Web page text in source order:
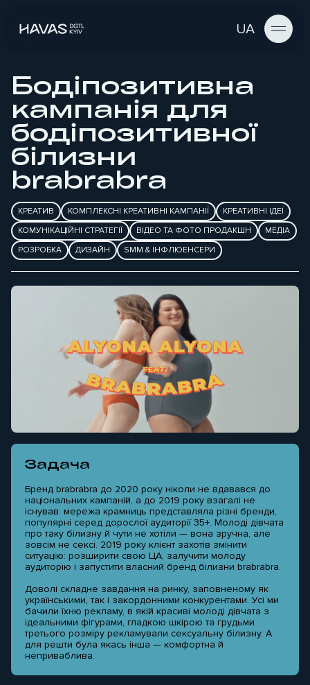
UA
Бодіпозитивна
кампанія для
бодіпозитивної
білизни
brabrabra
КРЕАТИВ КОМПЛЕКСНІ КРЕАТИВНІ КАМПАНІЇ
КРЕАТИВНІ ІДЕЇ
КОМУНІКАЦІЙНІ СТРАТЕГІЇ
ВІДЕО ТА ФОТО ПРОДАКШН
МЕДІА
РОЗРОБКА
ДИЗАЙН SMM & ІНФЛЮЕНСЕРИ
Задача
Бренд brabrabra до 2020 року ніколи не вдавався до
національних кампаній, а до 2019 року взагалі не
існував: мережа крамниць представляла різні бренди,
популярні серед дорослої аудиторії 35+. Молоді дівчата
про таку білизну й чути не хотіли — вона зручна, але
зовсім не сексі. 2019 року клієнт захотів змінити
ситуацію: розширити свою ЦА, залучити молоду
аудиторію і запустити власний бренд білизни brabrabra.
Доволі складне завдання на ринку, заповненому як
українськими, так і закордонними конкурентами. Усі ми
бачили їхню рекламу, в якій красиві молоді дівчата з
ідеальними фігурами, гладкою шкірою та грудьми
третього розміру рекламували сексуальну білизну. А
для решти була якась інша — комфортна й
неприваблива.